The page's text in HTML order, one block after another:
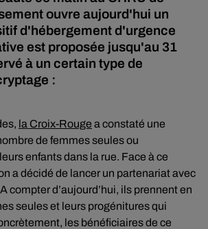
ouvre aujourd'hui un
d'hébergement d'urgence
est proposée jusqu'au 31
à un certain type de
:
la Croix-Rouge a constaté une
de femmes seules ou
enfants dans la rue. Face à ce
a décidé de lancer un partenariat avec
compter d’aujourd’hui, ils prennent en
seules et leurs progénitures qui
les bénéficiaires de ce